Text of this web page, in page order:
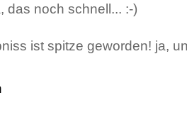
das noch schnell... :-)
ist spitze geworden! ja,